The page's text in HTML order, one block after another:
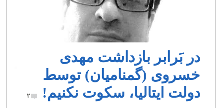
در بَرابر بازداشت مهدی
خسروی (گمنامیان) توسط
دولت ایتالیا، سکوت نکنیم!
۲